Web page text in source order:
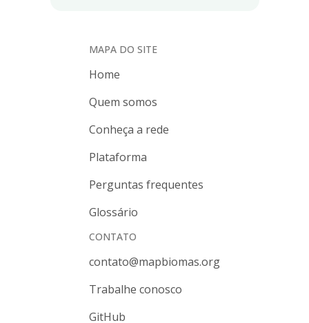
MAPA DO SITE
Home
Quem somos
Conheça a rede
Plataforma
Perguntas frequentes
Glossário
CONTATO
contato@mapbiomas.org
Trabalhe conosco
GitHub